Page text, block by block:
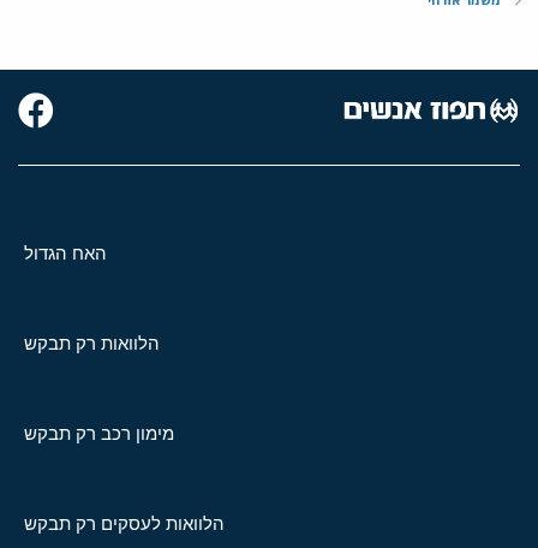
האח הגדול
הלוואות רק תבקש
מימון רכב רק תבקש
הלוואות לעסקים רק תבקש